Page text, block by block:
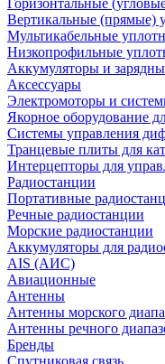
Горизонтальные
Вертикальные (прямые)
Мультикабельные
Низкопрофильные
Аккумуляторы и
Аксессуары
Электромоторы и
Якорное оборудование
Системы управления
Транцевые плиты для
Интерцепторы для
Радиостанции
Портативные
Речные радиостанции
Морские радиостанции
Аккумуляторы для
AIS (АИС)
Авиационные
Антенны
Антенны морского
Антенны речного
Бренды
Спутниковая связь